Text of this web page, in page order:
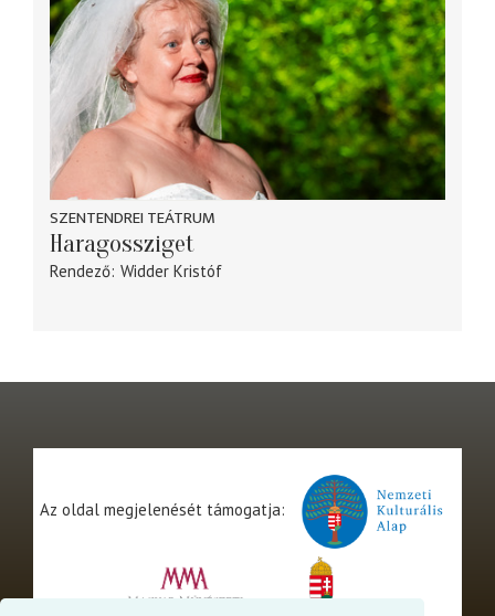
SZENTENDREI TEÁTRUM
Haragossziget
Rendező Widder Kristóf
Az oldal megjelenését támogatja: